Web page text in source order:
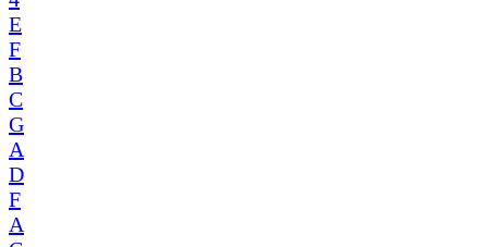
E
F
B
C
G
A
D
F
A